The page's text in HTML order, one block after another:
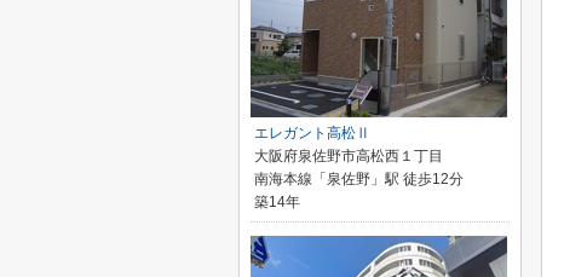
エレガント高松Ⅱ
大阪府泉佐野市高松西１丁目
南海本線「泉佐野」駅 徒歩12分
築14年